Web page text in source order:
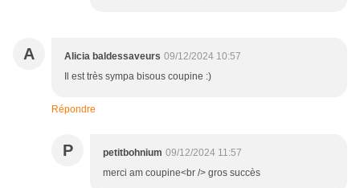
A Alicia baldessaveurs 09/12/2024 10:57
Il est très sympa bisous coupine :)
Répondre
P petitbohnium 09/12/2024 11:57
merci am coupine<br /> gros succès